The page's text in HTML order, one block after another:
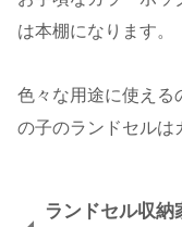
は本棚になります。
色々な用途に使える
の子のランドセルは
ランドセル収納